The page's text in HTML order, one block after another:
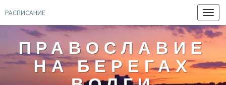
РАСПИСАНИЕ
ПРАВОСЛАВИЕ
НА БЕРЕГАХ